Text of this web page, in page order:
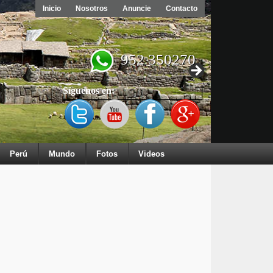
Inicio Nosotros Anuncie Contacto
952 350270
Síguenos en:
Perú Mundo Fotos Videos